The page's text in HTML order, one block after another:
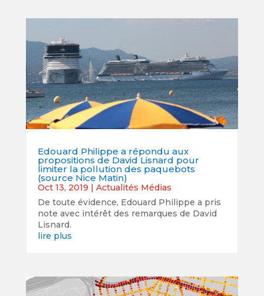
Edouard Philippe a répondu aux
propositions de David Lisnard pour
limiter la pollution des paquebots
(source Nice Matin)
Oct 13, 2019 | Actualités Médias
De toute évidence, Edouard Philippe a pris
note avec intérêt des remarques de David
Lisnard.
lire plus